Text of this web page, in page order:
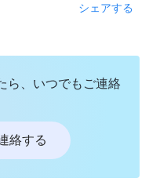
シェアする
ら、いつでもご連絡
絡する